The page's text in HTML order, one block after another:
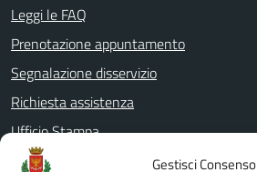
Gestisci Consenso
Leggi le FAQ
Prenotazione appuntamento
Segnalazione disservizio
Richiesta assistenza
Ufficio Stampa
Amministrazione Trasparente